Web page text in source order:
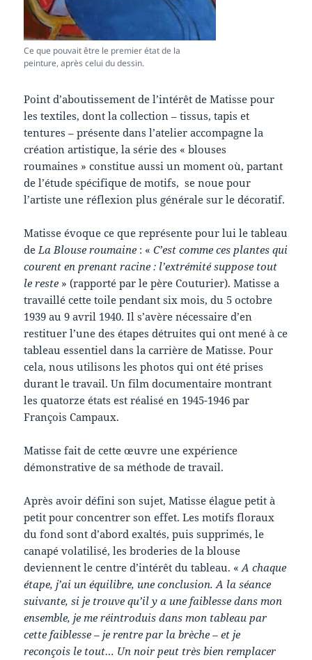
Ce que pouvait être le premier état de la
peinture, après celui du dessin.
Point d’aboutissement de l’intérêt de Matisse pour
les textiles, dont la collection – tissus, tapis et
tentures – présente dans l’atelier accompagne la
création artistique, la série des « blouses
roumaines » constitue aussi un moment où, partant
de l’étude spécifique de motifs, se noue pour
l’artiste une réflexion plus générale sur le décoratif.
Matisse évoque ce que représente pour lui le tableau
deLa Blouse roumaine : «C’est comme ces plantes qui
courent en prenant racine : l’extrémité suppose tout
le reste » (rapporté par le père Couturier). Matisse a
travaillé cette toile pendant six mois, du 5 octobre
1939 au 9 avril 1940. Il s’avère nécessaire d’en
restituer l’une des étapes détruites qui ont mené à ce
tableau essentiel dans la carrière de Matisse. Pour
cela, nous utilisons les photos qui ont été prises
durant le travail. Un film documentaire montrant
les quatorze états est réalisé en 1945-1946 par
François Campaux.
Matisse fait de cette œuvre une expérience
démonstrative de sa méthode de travail.
Après avoir défini son sujet, Matisse élague petit à
petit pour concentrer son effet. Les motifs floraux
du fond sont d’abord exaltés, puis supprimés, le
canapé volatilisé, les broderies de la blouse
deviennent le centre d’intérêt du tableau. «A chaque
étape, j’ai un équilibre, une conclusion. A la séance
suivante, si je trouve qu’il y a une faiblesse dans mon
ensemble, je me réintroduis dans mon tableau par
cette faiblesse – je rentre par la brèche – et je
reconçois le tout… Un noir peut très bien remplacer